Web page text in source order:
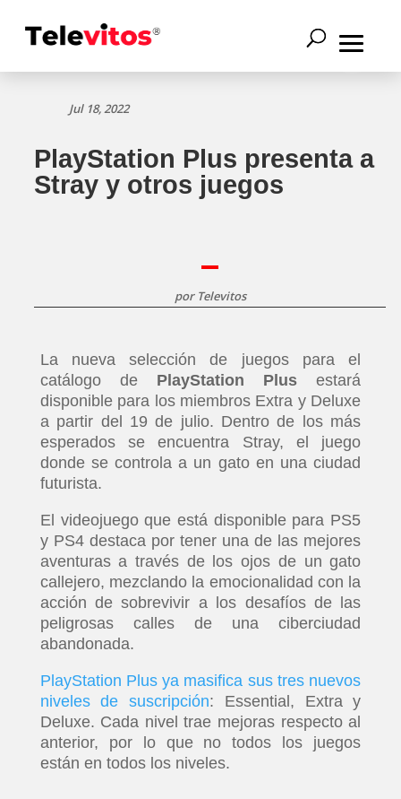
Jul 18, 2022
PlayStation Plus presenta a
Stray y otros juegos
por Televitos
La nueva selección de juegos para el
catálogo de PlayStation Plus estará
disponible para los miembros Extra y Deluxe
a partir del 19 de julio. Dentro de los más
esperados se encuentra Stray, el juego
donde se controla a un gato en una ciudad
futurista.
El videojuego que está disponible para PS5
y PS4 destaca por tener una de las mejores
aventuras a través de los ojos de un gato
callejero, mezclando la emocionalidad con la
acción de sobrevivir a los desafíos de las
peligrosas calles de una ciberciudad
abandonada.
PlayStation Plus ya masifica sus tres nuevos
niveles de suscripción: Essential, Extra y
Deluxe. Cada nivel trae mejoras respecto al
anterior, por lo que no todos los juegos
están en todos los niveles.